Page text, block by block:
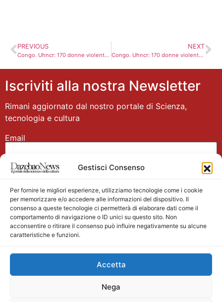
Gestisci Consenso
Per fornire le migliori esperienze, utilizziamo tecnologie come i cookie
per memorizzare e/o accedere alle informazioni del dispositivo. Il
consenso a queste tecnologie ci permetterà di elaborare dati come il
comportamento di navigazione o ID unici su questo sito. Non
acconsentire o ritirare il consenso può influire negativamente su alcune
caratteristiche e funzioni.
Accetta
Nega
PREVIOUS
Congo. Uhncr: 170 donne violentate nell’ultimo attacco
NEXT
Congo. Uhncr: 170 donne violentate nell’ultimo attacco
Iscriviti alla nostra Newsletter
Rimani aggiornato dal nostro portale di Scienza,
tecnologia e cultura
Email
Nome
Main partner